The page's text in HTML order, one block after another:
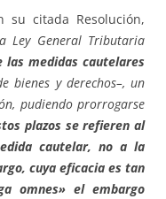
su citada Resolución,
Ley General Tributaria
las medidas cautelares
bienes y derechos–, un
pudiendo prorrogarse
plazos se refieren al
cautelar, no a la
cuya eficacia es tan
omnes» el embargo